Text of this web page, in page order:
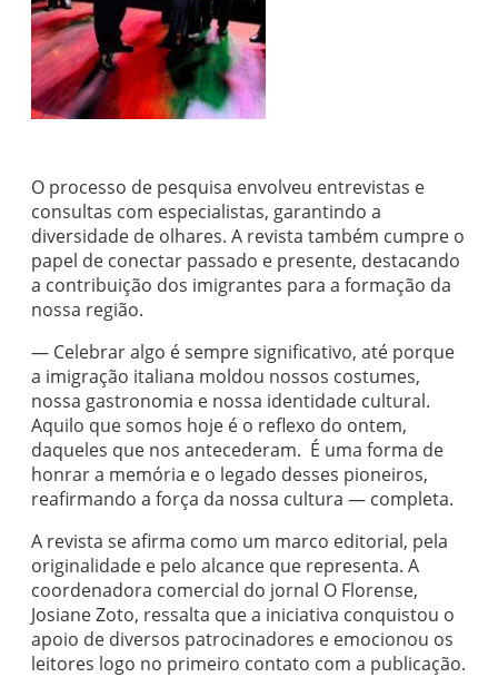
O processo de pesquisa envolveu entrevistas e
consultas com especialistas, garantindo a
diversidade de olhares. A revista também cumpre o
papel de conectar passado e presente, destacando
a contribuição dos imigrantes para a formação da
nossa região.
— Celebrar algo é sempre significativo, até porque
a imigração italiana moldou nossos costumes,
nossa gastronomia e nossa identidade cultural.
Aquilo que somos hoje é o reflexo do ontem,
daqueles que nos antecederam. É uma forma de
honrar a memória e o legado desses pioneiros,
reafirmando a força da nossa cultura — completa.
A revista se afirma como um marco editorial, pela
originalidade e pelo alcance que representa. A
coordenadora comercial do jornal O Florense,
Josiane Zoto, ressalta que a iniciativa conquistou o
apoio de diversos patrocinadores e emocionou os
leitores logo no primeiro contato com a publicação.